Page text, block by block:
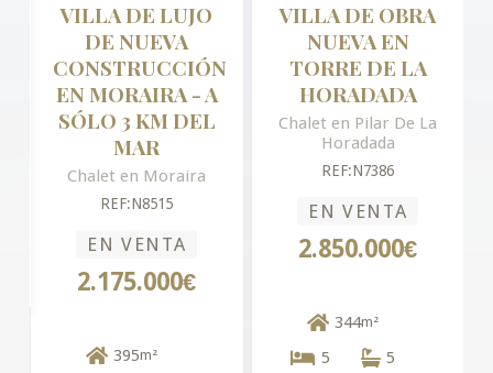
VILLA DE LUJO
DE NUEVA
CONSTRUCCIÓN
EN MORAIRA - A
SÓLO 3 KM DEL
MAR
Chalet en Moraira
REF:N8515
EN VENTA
2.175.000€
395m²
VILLA DE OBRA
NUEVA EN
TORRE DE LA
HORADADA
Chalet en Pilar De La
Horadada
REF:N7386
EN VENTA
2.850.000€
344m²
5
5